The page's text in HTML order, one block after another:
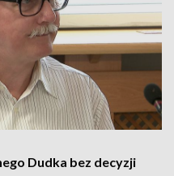
Dudka bez decyzji